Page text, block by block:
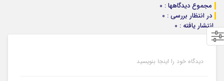
مجموع دیدگاهها : 0
در انتظار بررسی : 0
انتشار یافته : 0
دیدگاه خود را اینجا بنویسید